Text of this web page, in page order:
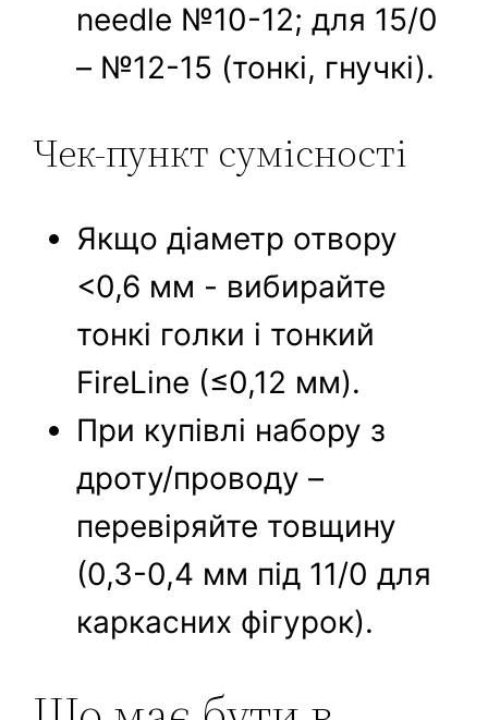
needle №10-12; для 15/0
– №12-15 (тонкі, гнучкі).
Чек-пункт сумісності
Якщо діаметр отвору
<0,6 мм - вибирайте
тонкі голки і тонкий
FireLine (≤0,12 мм).
При купівлі набору з
дроту/проводу –
перевіряйте товщину
(0,3-0,4 мм під 11/0 для
каркасних фігурок).